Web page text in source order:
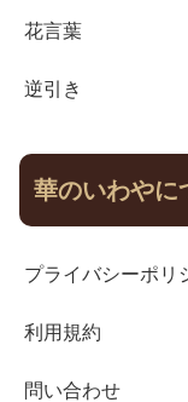
花言葉
逆引き
華のいわやに
プライバシーポリ
利用規約
問い合わせ